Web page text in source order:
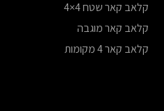
קלאב קאר שטח 4×4
קלאב קאר מוגבה
קלאב קאר 4 מקומות